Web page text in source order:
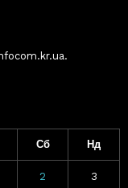
Сб Нд
2 3